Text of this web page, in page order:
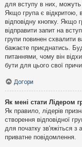
для вступу в них, можуть
Якщо група є відкритою,
відповідну кнопку. Якщо
відправити запит на
групи повинен схвалити
бажаєте приєднатись.
питаннями, чому він
бути для цього свої
Догори
Як мені стати Лідером
Як правило, лідерів
створення відповідної
для початку зв'яжіться з
приватне повідомлення.